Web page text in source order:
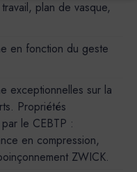
plan de vasque,
en fonction du geste
exceptionnelles sur la
Propriétés
le CEBTP :
en compression,
ZWICK.